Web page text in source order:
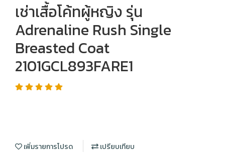
เช่าเสื้อโค้ทผู้หญิง รุ่น
Adrenaline Rush Single
Breasted Coat
2101GCL893FARE1
เพิ่มรายการโปรด เปรียบเทียบ